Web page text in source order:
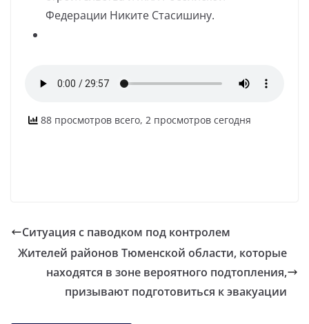
Федерации Никите Стасишину.
88 просмотров всего, 2 просмотров сегодня
Ситуация с паводком под контролем
Жителей районов Тюменской области, которые
находятся в зоне вероятного подтопления,
призывают подготовиться к эвакуации